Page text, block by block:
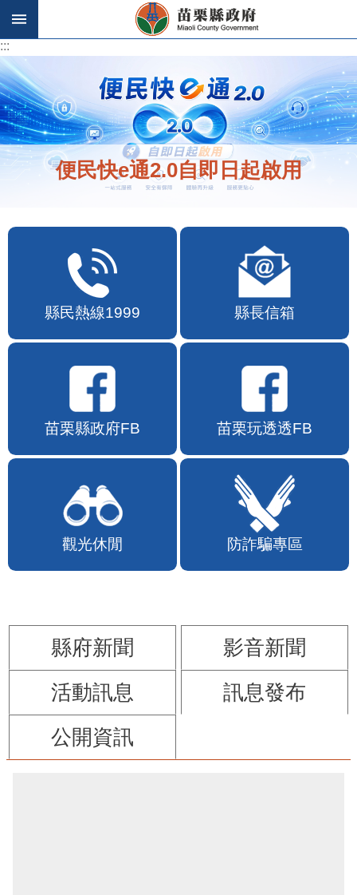
跳到主要內容區塊
:::
:::
便民快e通2.0自即日起啟用
縣民熱線1999 縣長信箱
苗栗縣政府FB 苗栗玩透透FB
觀光休閒 防詐騙專區
縣府新聞
影音新聞
活動訊息
訊息發布
公開資訊